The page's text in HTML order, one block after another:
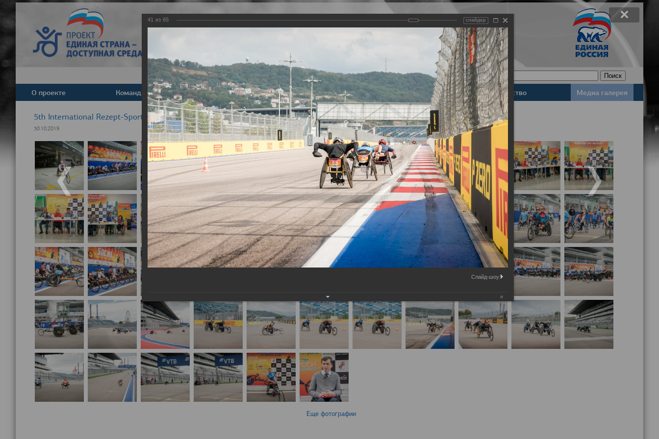
Задать вопрос
Версия для слабовидящих
О проекте Команда Новости Деятельность Базы данных Законодательство Медиа галерея
5th International Rezept-Sport Wheelchair Half Marathon
30.10.2019
Еще фотографии
41 из 65 слайдер
Слайд-шоу: